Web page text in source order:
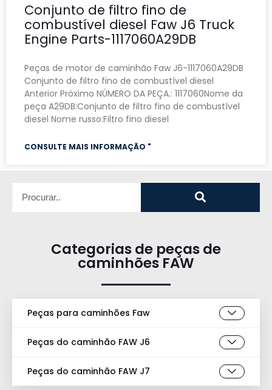
Conjunto de filtro fino de
combustível diesel Faw J6 Truck
Engine Parts-1117060A29DB
Peças de motor de caminhão Faw J6-1117060A29DB
Conjunto de filtro fino de combustível diesel
Anterior Próximo NÚMERO DA PEÇA.: 1117060Nome da
peça A29DB:Conjunto de filtro fino de combustível
diesel Nome russo:Filtro fino diesel
CONSULTE MAIS INFORMAÇÃO "
Categorias de peças de
caminhões FAW
Peças para caminhões Faw
Peças do caminhão FAW J6
Peças do caminhão FAW J7